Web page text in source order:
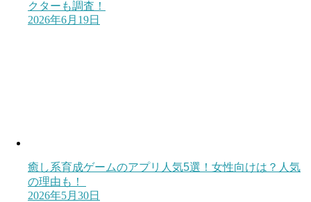
クターも調査！
2026年6月19日
癒し系育成ゲームのアプリ人気5選！女性向けは？人気
の理由も！
2026年5月30日